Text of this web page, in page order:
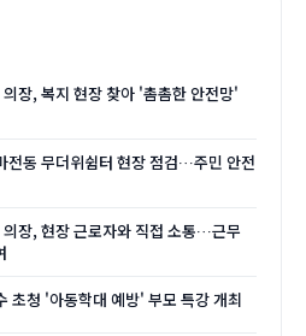
장, 복지 현장 찾아 '촘촘한 안전망'
전동 무더위쉼터 현장 점검…주민 안전
의장, 현장 근로자와 직접 소통…근무
초청 '아동학대 예방' 부모 특강 개최